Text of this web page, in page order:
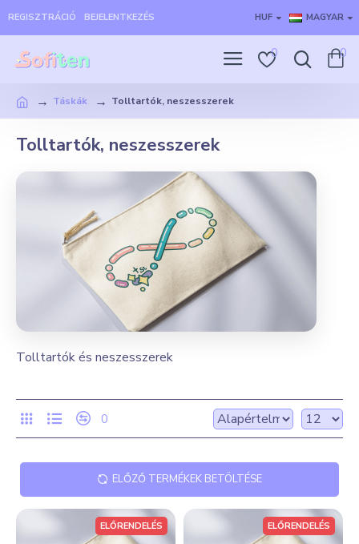
REGISZTRÁCIÓ BEJELENTKEZÉS HUF MAGYAR
0 0
Táskák Tolltartók, neszesszerek
Tolltartók, neszesszerek
Tolltartók és neszesszerek
0
ELŐZŐ TERMÉKEK BETÖLTÉSE
ELŐRENDELÉS ELŐRENDELÉS